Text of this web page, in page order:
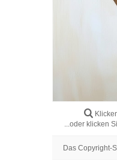
...oder klicken
Das Copyright-